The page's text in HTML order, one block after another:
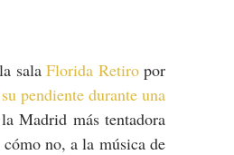
sala Florida Retiro por
pendiente durante una
Madrid más tentadora
no, a la música de